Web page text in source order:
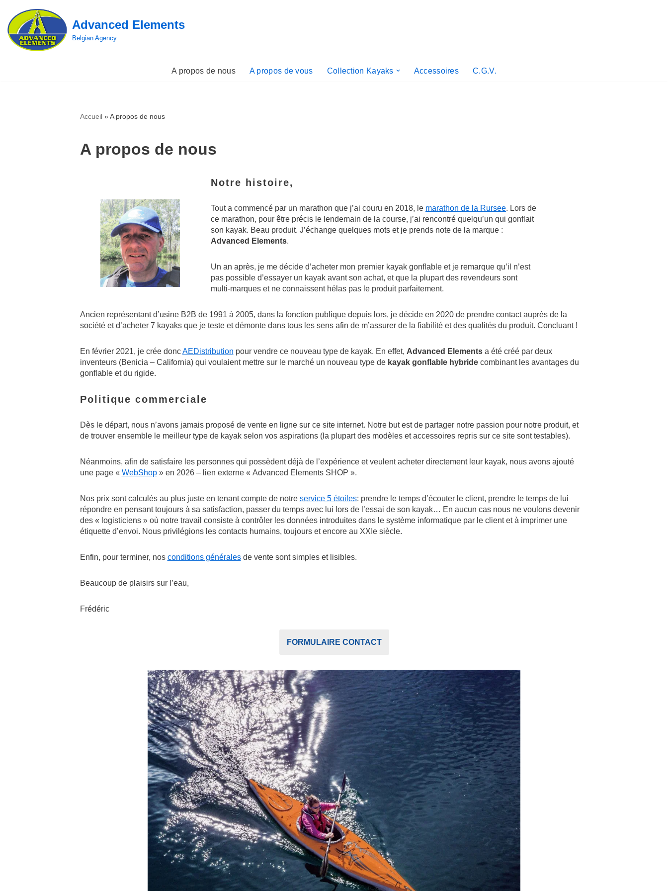
Aller
au
contenu
Advanced Elements
Belgian Agency
A propos de nous A propos de vous Collection Kayaks Accessoires C.G.V.
Accueil»A propos de nous
A propos de nous
Notre histoire,
Tout a commencé par un marathon que j’ai couru en 2018, le marathon de la Rursee. Lors de
ce marathon, pour être précis le lendemain de la course, j’ai rencontré quelqu’un qui gonflait
son kayak. Beau produit. J’échange quelques mots et je prends note de la marque :
Advanced Elements.
Un an après, je me décide d’acheter mon premier kayak gonflable et je remarque qu’il n’est
pas possible d’essayer un kayak avant son achat, et que la plupart des revendeurs sont
multi-marques et ne connaissent hélas pas le produit parfaitement.
Ancien représentant d’usine B2B de 1991 à 2005, dans la fonction publique depuis lors, je décide en 2020 de prendre contact auprès de la
société et d’acheter 7 kayaks que je teste et démonte dans tous les sens afin de m’assurer de la fiabilité et des qualités du produit. Concluant !
En février 2021, je crée doncAEDistribution pour vendre ce nouveau type de kayak. En effet, Advanced Elementsa été créé par deux
inventeurs (Benicia – California) qui voulaient mettre sur le marché un nouveau type de kayak gonflable hybridecombinant les avantages du
gonflable et du rigide.
Politique commerciale
Dès le départ, nous n’avons jamais proposé de vente en ligne sur ce site internet. Notre but est de partager notre passion pour notre produit, et
de trouver ensemble le meilleur type de kayak selon vos aspirations (la plupart des modèles et accessoires repris sur ce site sont testables).
Néanmoins, afin de satisfaire les personnes qui possèdent déjà de l’expérience et veulent acheter directement leur kayak, nous avons ajouté
une page « WebShop» en 2026 – lien externe « Advanced Elements SHOP ».
Nos prix sont calculés au plus juste en tenant compte de notre service 5 étoiles: prendre le temps d’écouter le client, prendre le temps de lui
répondre en pensant toujours à sa satisfaction, passer du temps avec lui lors de l’essai de son kayak… En aucun cas nous ne voulons devenir
des « logisticiens » où notre travail consiste à contrôler les données introduites dans le système informatique par le client et à imprimer une
étiquette d’envoi. Nous privilégions les contacts humains, toujours et encore au XXIe siècle.
Enfin, pour terminer, nos conditions généralesde vente sont simples et lisibles.
Beaucoup de plaisirs sur l’eau,
Frédéric
FORMULAIRE CONTACT